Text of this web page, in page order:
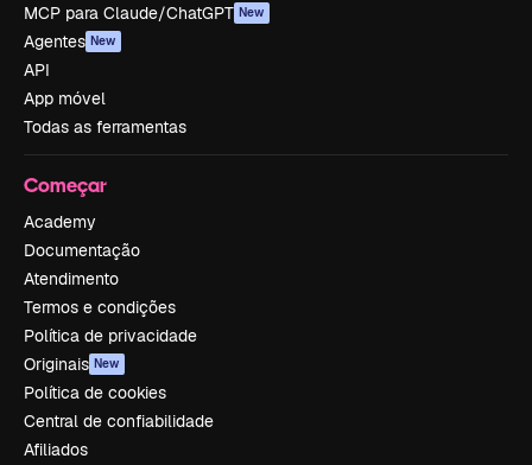
MCP para Claude/ChatGPT New
Agentes New
API
App móvel
Todas as ferramentas
Começar
Academy
Documentação
Atendimento
Termos e condições
Política de privacidade
Originais New
Política de cookies
Central de confiabilidade
Afiliados